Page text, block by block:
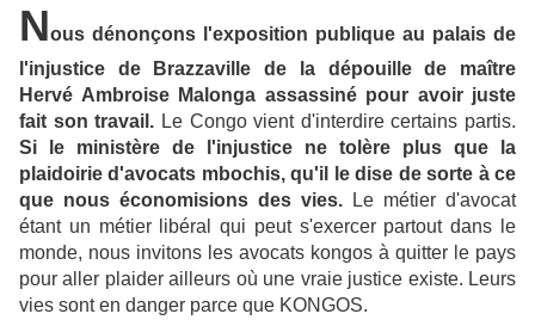
Nous dénonçons l'exposition publique au palais de
l'injustice de Brazzaville de la dépouille de maître
Hervé Ambroise Malonga assassiné pour avoir juste
fait son travail. Le Congo vient d'interdire certains partis.
Si le ministère de l'injustice ne tolère plus que la
plaidoirie d'avocats mbochis, qu'il le dise de sorte à ce
que nous économisions des vies. Le métier d'avocat
étant un métier libéral qui peut s'exercer partout dans le
monde, nous invitons les avocats kongos à quitter le pays
pour aller plaider ailleurs où une vraie justice existe. Leurs
vies sont en danger parce que KONGOS.